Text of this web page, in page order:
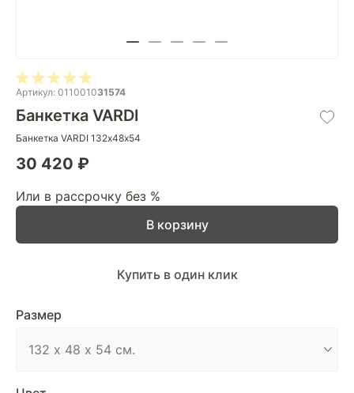
Артикул: 011001031574
Банкетка VARDI
Банкетка VARDI 132х48х54
30 420 ₽
Или в рассрочку без %
Размер
В корзину
Купить в один клик